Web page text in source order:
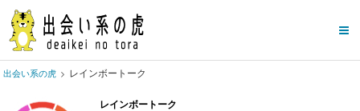
出会い系の虎 レインボートーク
レインボートーク